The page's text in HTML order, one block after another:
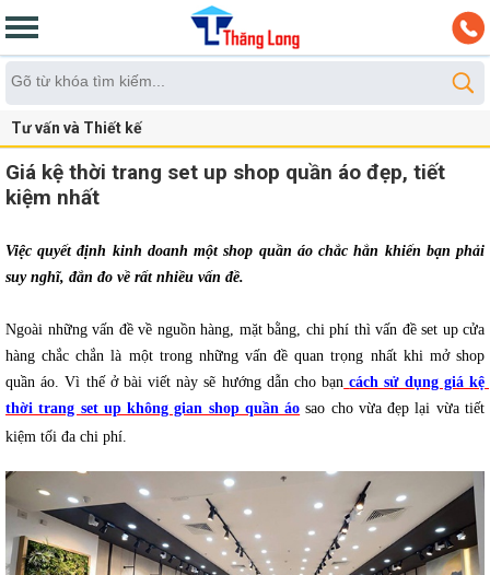
Tư vấn và Thiết kế
Giá kệ thời trang set up shop quần áo đẹp, tiết
kiệm nhất
Việc quyết định kinh doanh một shop quần áo chắc hẳn khiến bạn phải
suy nghĩ, đắn đo về rất nhiều vấn đề.
Ngoài những vấn đề về nguồn hàng, mặt bằng, chi phí thì vấn đề set up cửa
hàng chắc chắn là một trong những vấn đề quan trọng nhất khi mở shop
quần áo. Vì thế ở bài viết này sẽ hướng dẫn cho bạn cách sử dụng giá kệ
thời trang set up không gian shop quần áo sao cho vừa đẹp lại vừa tiết
kiệm tối đa chi phí.